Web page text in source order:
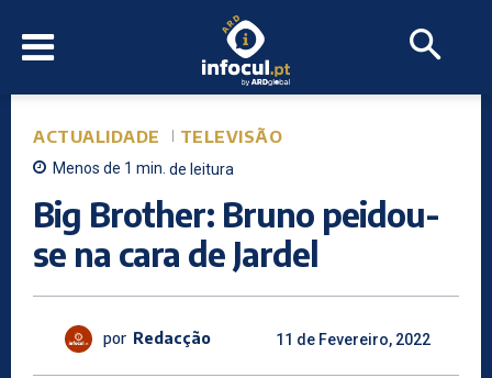
ACTUALIDADE TELEVISÃO
Menos de 1 min. de leitura
Big Brother: Bruno peidou-
se na cara de Jardel
por Redacção 11 de Fevereiro, 2022